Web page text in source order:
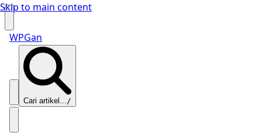
Skip to main content
WPGan
Cari artikel.../